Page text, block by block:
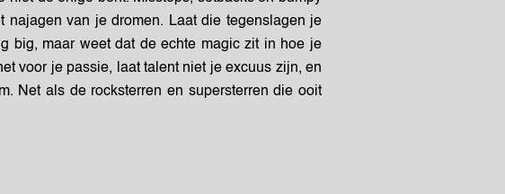
najagen van je dromen. Laat die tegenslagen je
big, maar weet dat de echte magic zit in hoe je
voor je passie, laat talent niet je excuus zijn, en
Net als de rocksterren en supersterren die ooit